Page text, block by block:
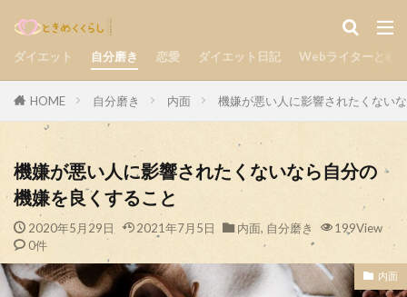
ダイエット 自分磨き 恋愛 ダイエット日記 Webライターとし
HOME 自分磨き 内面 機嫌が悪い人に影響されたくない
機嫌が悪い人に影響されたくないなら自分の
機嫌を良くすること
2020年5月29日 2021年7月5日 内面, 自分磨き
199View
0件
内面
カテゴリー